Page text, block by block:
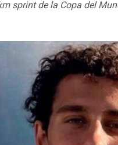
sprint de la Copa del